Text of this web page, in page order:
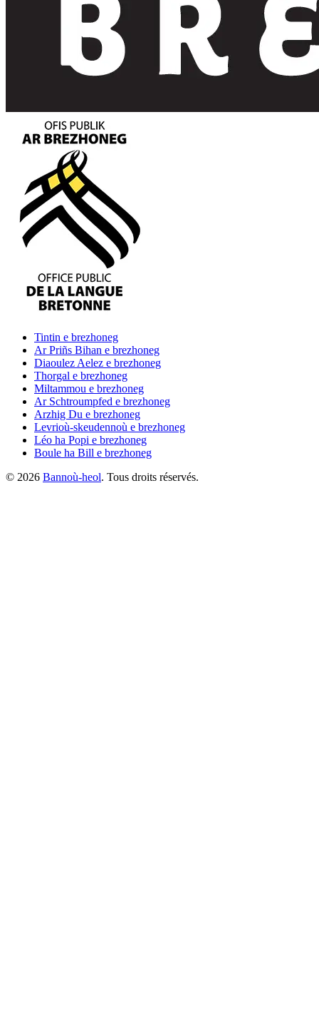
Tintin e brezhoneg
Ar Priñs Bihan e brezhoneg
Diaoulez Aelez e brezhoneg
Thorgal e brezhoneg
Miltammou e brezhoneg
Ar Schtroumpfed e brezhoneg
Arzhig Du e brezhoneg
Levrioù-skeudennoù e brezhoneg
Léo ha Popi e brezhoneg
Boule ha Bill e brezhoneg
© 2026 Bannoù-heol. Tous droits réservés.